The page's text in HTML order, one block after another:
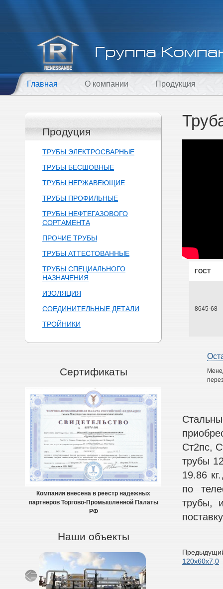
Главная О компании Продукция
Продуция
ТРУБЫ ЭЛЕКТРОСВАРНЫЕ
ТРУБЫ БЕСШОВНЫЕ
ТРУБЫ НЕРЖАВЕЮЩИЕ
ТРУБЫ ПРОФИЛЬНЫЕ
ТРУБЫ НЕФТЕГАЗОВОГО
СОРТАМЕНТА
ПРОЧИЕ ТРУБЫ
ТРУБЫ АТТЕСТОВАННЫЕ
ТРУБЫ СПЕЦИАЛЬНОГО
НАЗНАЧЕНИЯ
ИЗОЛЯЦИЯ
СОЕДИНИТЕЛЬНЫЕ ДЕТАЛИ
ТРОЙНИКИ
Сертификаты
Компания внесена в реестр надежных
партнеров Торгово-Промышленной Палаты
РФ
Наши объекты
ГОСТ
8645-68
Ст2пс,
трубы
19.86
по
трубы,
120х60х7,0